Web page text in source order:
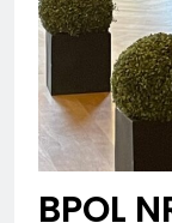
BPOL